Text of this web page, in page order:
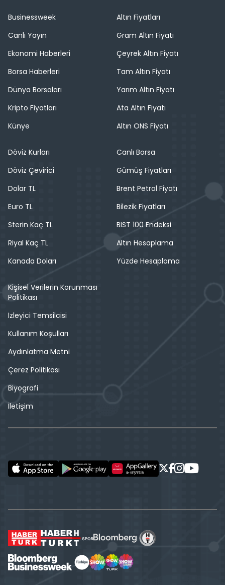
Businessweek
Canlı Yayın
Ekonomi Haberleri
Borsa Haberleri
Dünya Borsaları
Kripto Fiyatları
Künye
Altın Fiyatları
Gram Altın Fiyatı
Çeyrek Altın Fiyatı
Tam Altın Fiyatı
Yarım Altın Fiyatı
Ata Altın Fiyatı
Altın ONS Fiyatı
Döviz Kurları
Döviz Çevirici
Dolar TL
Euro TL
Sterin Kaç TL
Riyal Kaç TL
Kanada Doları
Canlı Borsa
Gümüş Fiyatları
Brent Petrol Fiyatı
Bilezik Fiyatları
BIST 100 Endeksi
Altın Hesaplama
Yüzde Hesaplama
Kişisel Verilerin Korunması
Politikası
İzleyici Temsilcisi
Kullanım Koşulları
Aydınlatma Metni
Çerez Politikası
Biyografi
İletişim